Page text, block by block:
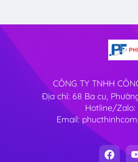
CÔNG TY TNHH
Địa chỉ: 68 Ba cu,
Hotline/Zalo:
Email: